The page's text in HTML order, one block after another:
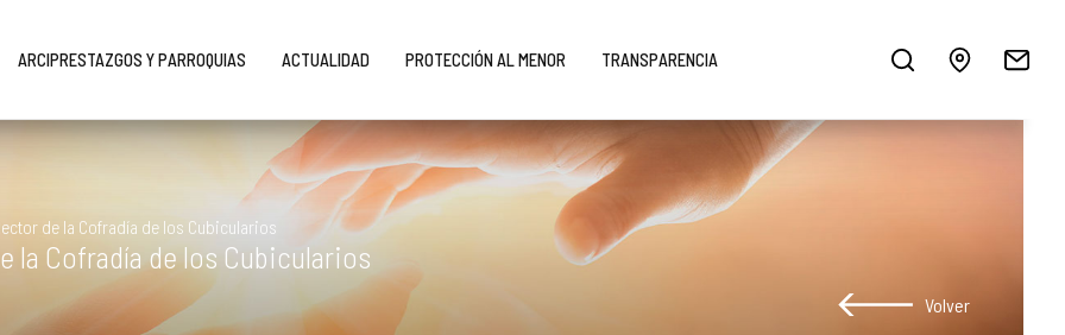
ARCIPRESTAZGOS Y PARROQUIAS ACTUALIDAD PROTECCIÓN AL MENOR TRANSPARENCIA
de la Cofradía de los Cubicularios
la Cofradía de los Cubicularios
Volver